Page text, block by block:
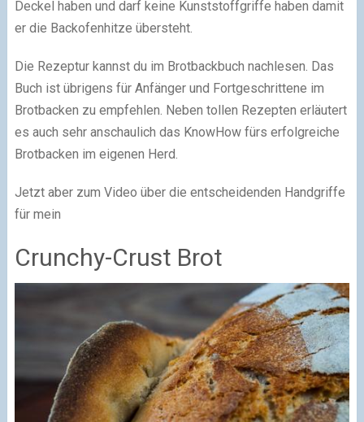
Deckel haben und darf keine Kunststoffgriffe haben damit
er die Backofenhitze übersteht.
Die Rezeptur kannst du im Brotbackbuch nachlesen. Das
Buch ist übrigens für Anfänger und Fortgeschrittene im
Brotbacken zu empfehlen. Neben tollen Rezepten erläutert
es auch sehr anschaulich das KnowHow fürs erfolgreiche
Brotbacken im eigenen Herd.
Jetzt aber zum Video über die entscheidenden Handgriffe
für mein
Crunchy-Crust Brot